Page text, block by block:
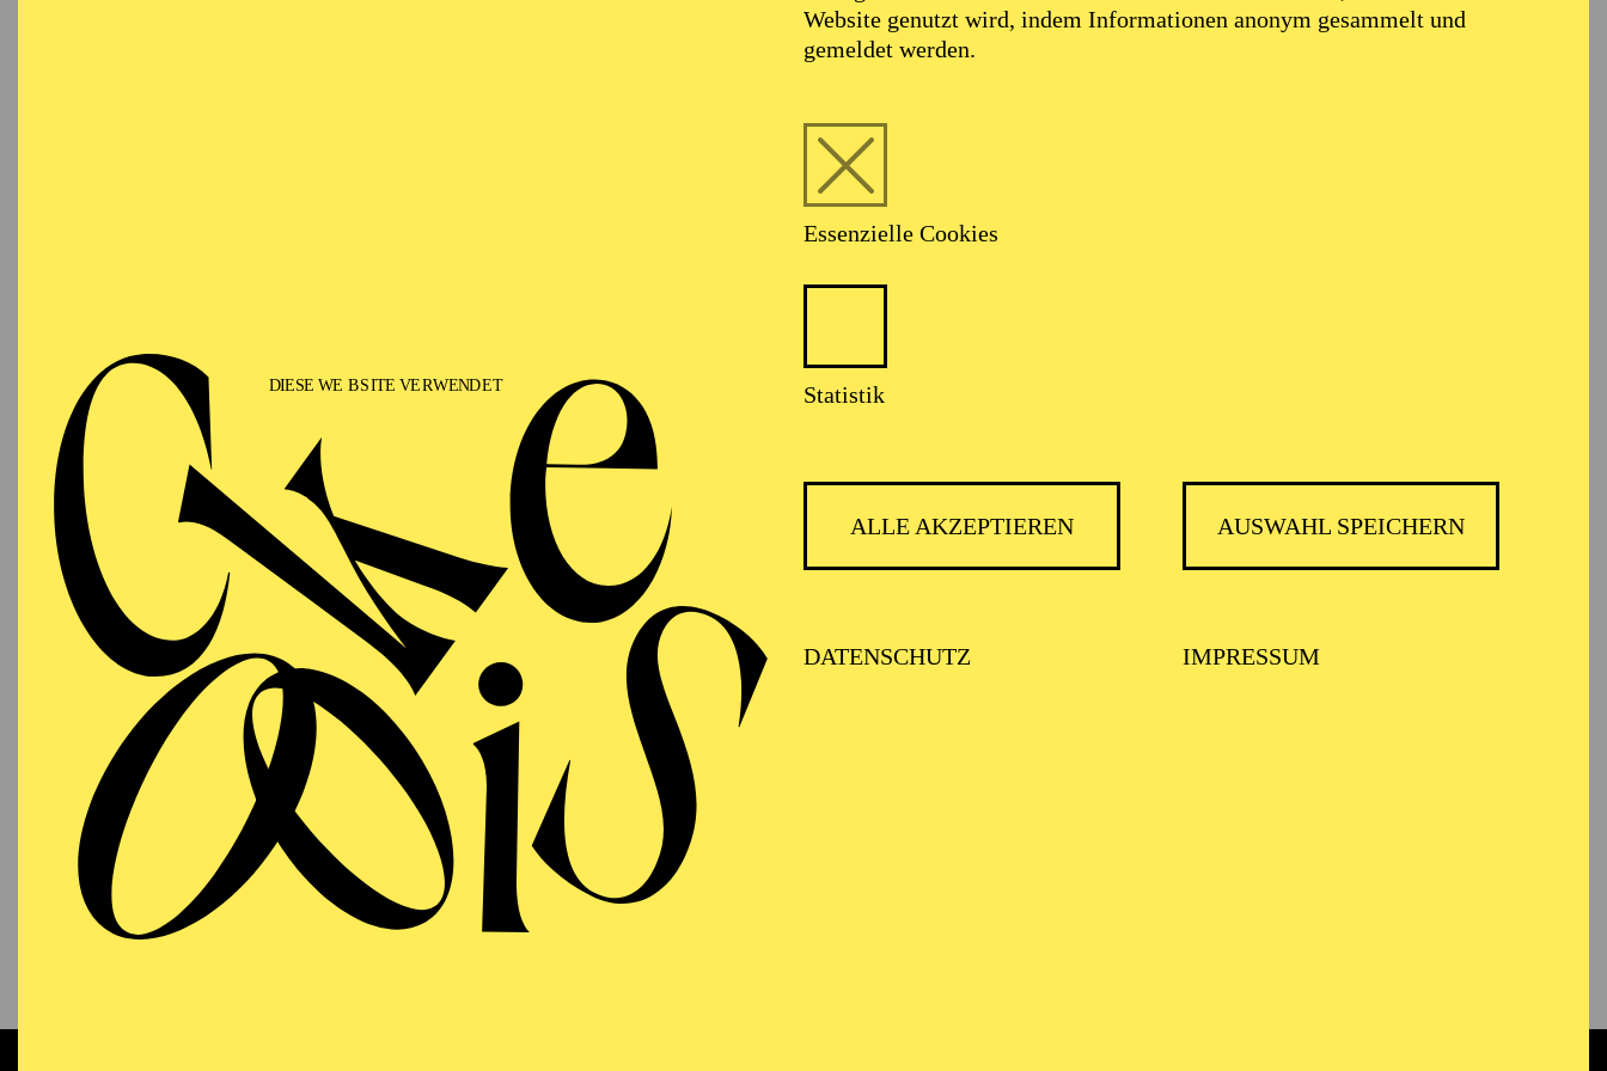
Website genutzt wird, indem Informationen anonym gesammelt und
gemeldet werden.
Essenzielle Cookies
Statistik
ALLE AKZEPTIEREN AUSWAHL SPEICHERN
DATENSCHUTZ IMPRESSUM
Theater Frankfurt. Im Anschluss daran nahm er eine Tourneetätigkeit mit Großproduktionen (u. a.
Tina Turner und Michael Jackson) auf. Es folgte ein Engagement am Staatstheater Wiesbaden, wo er
1995 begann Volker Weinhart als Beleuchtungsinspektor seine Tätigkeit an der Deutschen Oper am
Rhein. 2001 übernahm er die Assistenz des Technischen Direktors und ist seit der Saison 2004/2005
als Leiter der Beleuchtungsabteilung an der Deutschen Oper am Rhein tätig. Als Lichtdesigner setzt er
Szene. Zu den wichtigsten Produktionen der letzten Zeit zählt u. a. seine Licht- und Videokonzeption
FOLGE UNS AUF SOCIAL MEDIA